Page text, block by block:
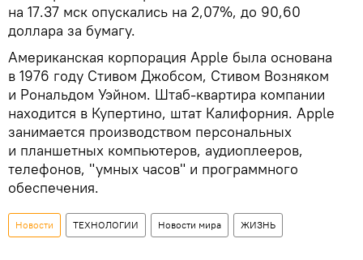
на 17.37 мск опускались на 2,07%, до 90,60
доллара за бумагу.
Американская корпорация Apple была основана
в 1976 году Стивом Джобсом, Стивом Возняком
и Рональдом Уэйном. Штаб-квартира компании
находится в Купертино, штат Калифорния. Apple
занимается производством персональных
и планшетных компьютеров, аудиоплееров,
телефонов, "умных часов" и программного
обеспечения.
Новости ТЕХНОЛОГИИ Новости мира ЖИЗНЬ